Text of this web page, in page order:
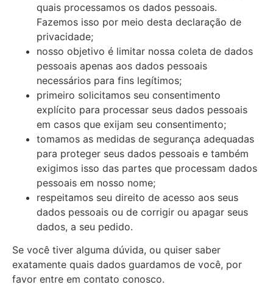
quais processamos os dados pessoais.
Fazemos isso por meio desta declaração de
privacidade;
nosso objetivo é limitar nossa coleta de dados
pessoais apenas aos dados pessoais
necessários para fins legítimos;
primeiro solicitamos seu consentimento
explícito para processar seus dados pessoais
em casos que exijam seu consentimento;
tomamos as medidas de segurança adequadas
para proteger seus dados pessoais e também
exigimos isso das partes que processam dados
pessoais em nosso nome;
respeitamos seu direito de acesso aos seus
dados pessoais ou de corrigir ou apagar seus
dados, a seu pedido.
Se você tiver alguma dúvida, ou quiser saber
exatamente quais dados guardamos de você, por
favor entre em contato conosco.